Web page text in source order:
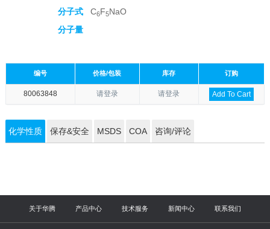
分子式
C6F5NaO
分子量
编号 价格/包装 库存 订购
80063848 请登录 请登录 Add To Cart
化学性质 保存&安全 MSDS COA 咨询/评论
关于华腾 产品中心 技术服务 新闻中心 联系我们